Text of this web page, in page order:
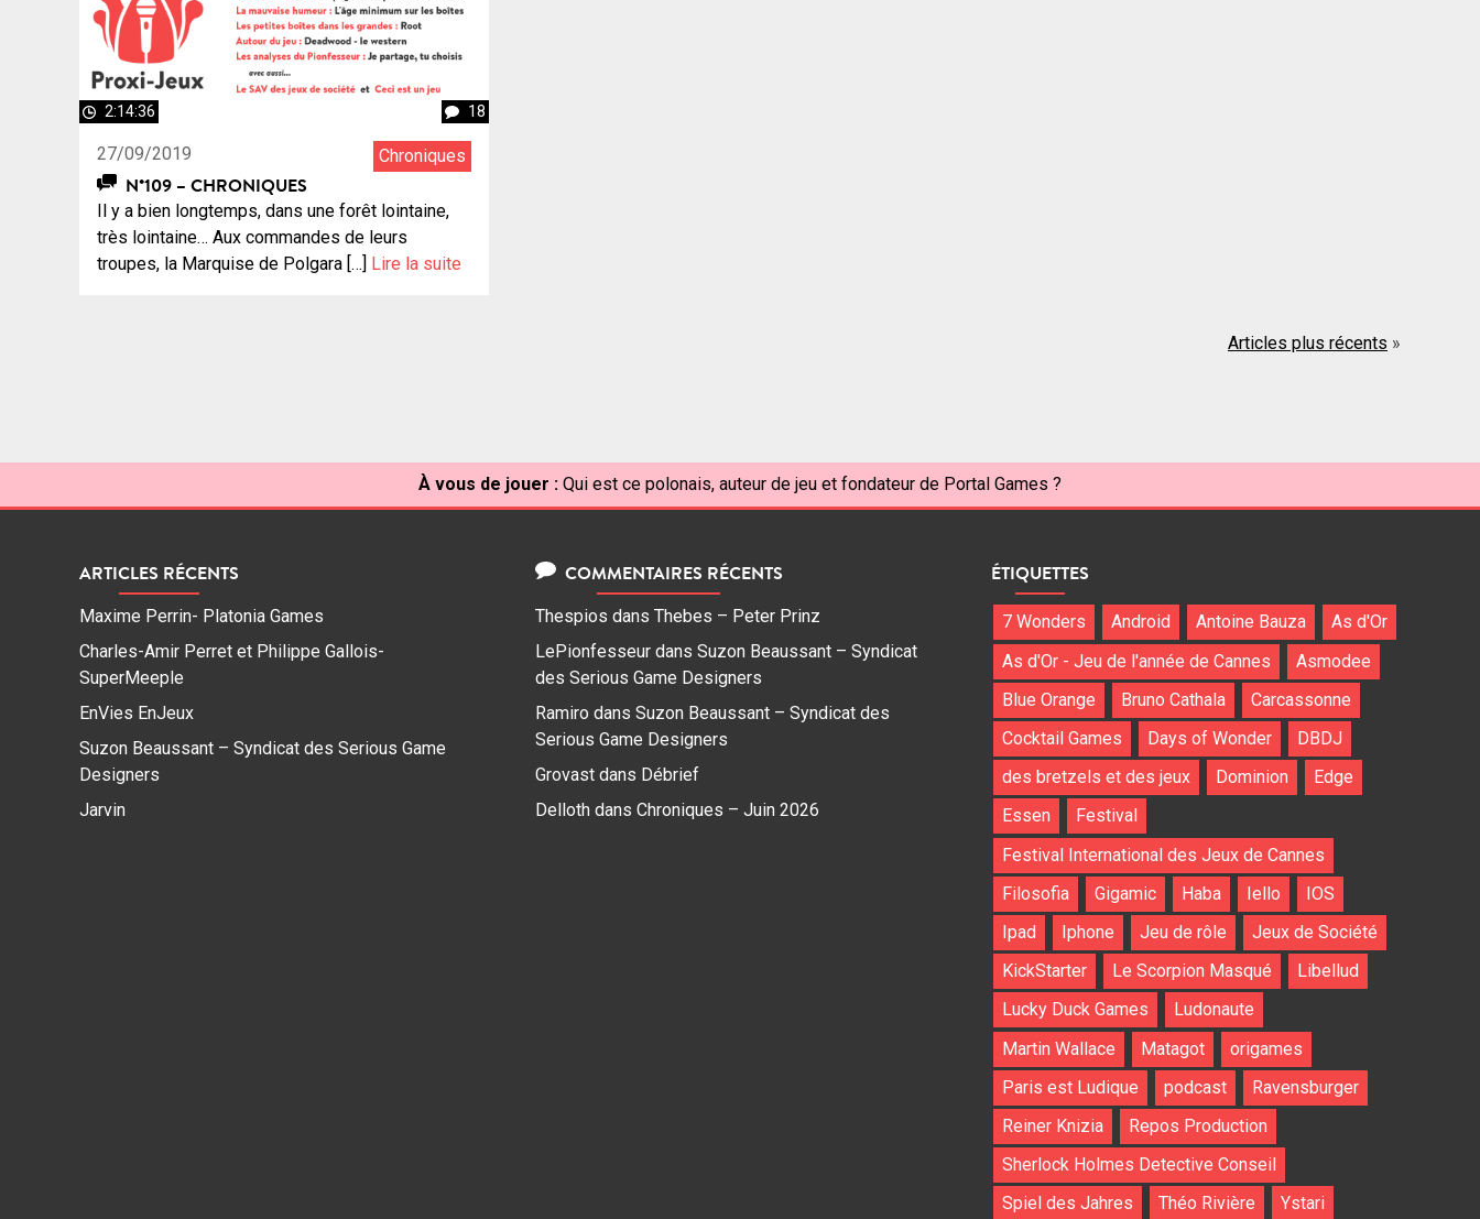
2:14:36 18
27/09/2019 Chroniques
N°109 – CHRONIQUES
Il y a bien longtemps, dans une forêt lointaine,
très lointaine… Aux commandes de leurs
troupes, la Marquise de Polgara […] Lire la suite
Articles plus récents
À vous de jouer : Qui est ce polonais, auteur de jeu et fondateur de Portal Games ?
ARTICLES RÉCENTS
Maxime Perrin- Platonia Games
Charles-Amir Perret et Philippe Gallois-
SuperMeeple
EnVies EnJeux
Suzon Beaussant – Syndicat des Serious Game
Designers
Jarvin
COMMENTAIRES RÉCENTS
Thespios dans Thebes – Peter Prinz
LePionfesseur dans Suzon Beaussant – Syndicat
des Serious Game Designers
Ramiro dans Suzon Beaussant – Syndicat des
Serious Game Designers
Grovast dans Débrief
Delloth dans Chroniques – Juin 2026
ÉTIQUETTES
7 Wonders Android Antoine Bauza
As d'Or
As d'Or - Jeu de l'année de Cannes
Asmodee
Blue Orange
Bruno Cathala
Carcassonne
Cocktail Games
Days of Wonder
DBDJ
des bretzels et des jeux
Dominion
Edge
Essen
Festival
Festival International des Jeux de Cannes
Filosofia
Gigamic Haba Iello
IOS
Ipad
Iphone Jeu de rôle
Jeux de Société
KickStarter
Le Scorpion Masqué
Libellud
Lucky Duck Games
Ludonaute
Martin Wallace
Matagot
origames
Paris est Ludique
podcast
Ravensburger
Reiner Knizia
Repos Production
Sherlock Holmes Detective Conseil
Spiel des Jahres
Théo Rivière Ystari